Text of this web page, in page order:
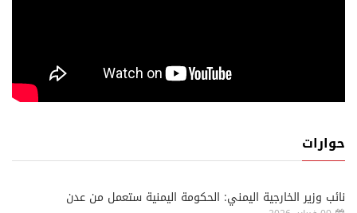
حوارات
نائب وزير الخارجية اليمني: الحكومة اليمنية ستعمل من عدن